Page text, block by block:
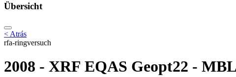
Übersicht
< Atrás
rfa-ringversuch
2008 - XRF EQAS Geopt22 -